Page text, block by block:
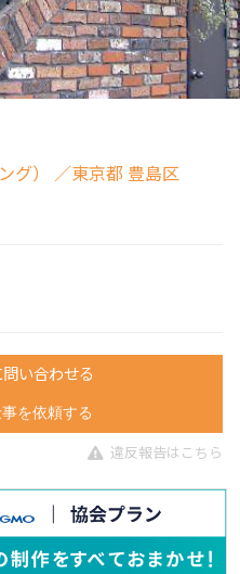
） ／東京都 豊島区
い合わせる
を依頼する
違反報告はこちら